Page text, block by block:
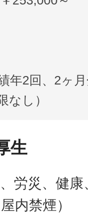
年2回、2ヶ
なし）
生
労災、健康
内禁煙）